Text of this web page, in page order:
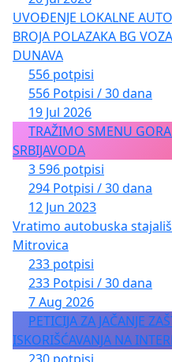
UVOĐENJE LOKALNE
BROJA POLAZAKA BG
DUNAVA
556 potpisi
556 Potpisi / 30 dana
19 Jul 2026
TRAŽIMO SMENU
SRBIJAVODA
3 596 potpisi
294 Potpisi / 30 dana
12 Jun 2023
Vratimo autobuska
Mitrovica
233 potpisi
233 Potpisi / 30 dana
7 Aug 2026
PETICIJA ZA JAČANJE
ISKORIŠĆAVANJA NA